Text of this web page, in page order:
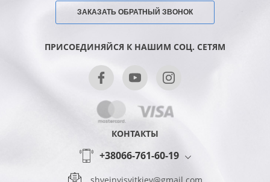
ЗАКАЗАТЬ ОБРАТНЫЙ ЗВОНОК
ПРИСОЕДИНЯЙСЯ К НАШИМ СОЦ. СЕТЯМ
КОНТАКТЫ
+38066-761-60-19